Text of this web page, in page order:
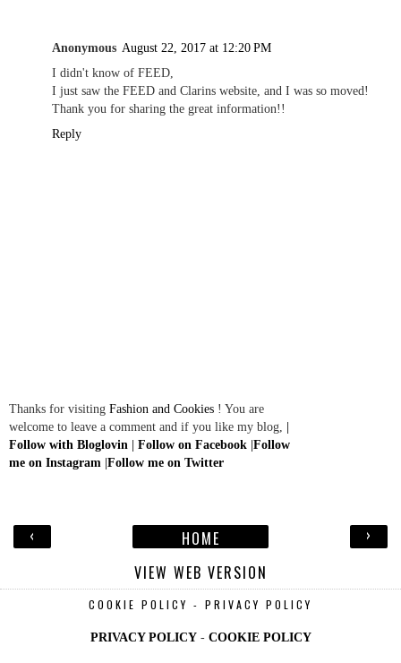
Anonymous August 22, 2017 at 12:20 PM
I didn't know of FEED,
I just saw the FEED and Clarins website, and I was so moved!
Thank you for sharing the great information!!
Reply
Thanks for visiting Fashion and Cookies ! You are
welcome to leave a comment and if you like my blog, |
Follow with Bloglovin | Follow on Facebook |Follow
me on Instagram |Follow me on Twitter
‹ ›
HOME
VIEW WEB VERSION
COOKIE POLICY - PRIVACY POLICY
PRIVACY POLICY- COOKIE POLICY